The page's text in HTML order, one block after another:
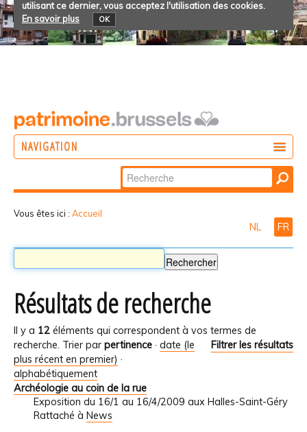
utilisant ce dernier, vous acceptez l'utilisation des cookies.
En savoir plus
OK
NAVIGATION
Chercher par
Recherche
Vous êtes ici : Accueil
NL FR
Résultats de recherche
Il y a 12 éléments qui correspondent à vos termes de
recherche.
Filtrer les résultats
Trier par pertinence · date (le
plus récent en premier) ·
alphabétiquement
Archéologie au coin de la rue
Exposition du 16/1 au 16/4/2009 aux Halles-Saint-Géry
Rattaché à News